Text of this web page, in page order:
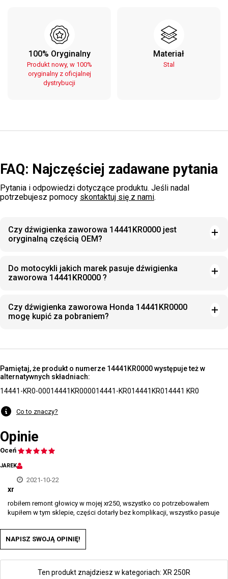
100% Oryginalny
Produkt nowy, w 100%
oryginalny z oficjalnej
dystrybucji
Materiał
Stal
FAQ: Najczęściej zadawane pytania
Pytania i odpowiedzi dotyczące produktu. Jeśli nadal
potrzebujesz pomocy skontaktuj się z nami.
Czy dźwigienka zaworowa 14441KR0000 jest
oryginalną częścią OEM?
Do motocykli jakich marek pasuje dźwigienka
zaworowa 14441KR0000 ?
Czy dźwigienka zaworowa Honda 14441KR0000
mogę kupić za pobraniem?
Pamiętaj, że produkt o numerze 14441KR0000 występuje też w
alternatywnych składniach:
14441-KR0-00014441KR000014441-KR014441KR014441 KR0
Co to znaczy?
Opinie
Oceń
JAREK
2021-10-22
xr
robiłem remont głowicy w mojej xr250, wszystko co potrzebowałem
kupiłem w tym sklepie, części dotarły bez komplikacji, wszystko pasuje
NAPISZ SWOJĄ OPINIĘ!
Ten produkt znajdziesz w kategoriach: XR 250R